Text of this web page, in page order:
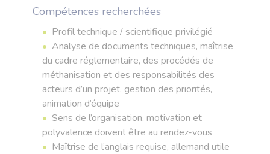
Compétences recherchées
Profil technique / scientifique privilégié
Analyse de documents techniques, maîtrise
du cadre réglementaire, des procédés de
méthanisation et des responsabilités des
acteurs d’un projet, gestion des priorités,
animation d’équipe
Sens de l’organisation, motivation et
polyvalence doivent être au rendez-vous
Maîtrise de l’anglais requise, allemand utile